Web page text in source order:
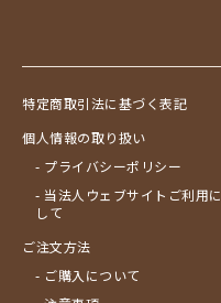
特定商取引法に基づく表記
個人情報の取り扱い
- プライバシーポリシー
- 当法人ウェブサイトご利用
して
ご注文方法
- ご購入について